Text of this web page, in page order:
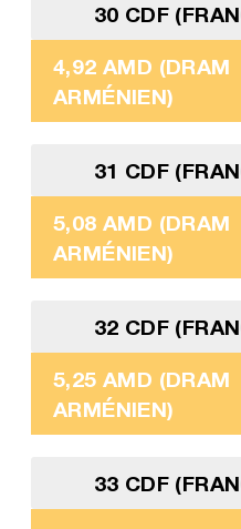
30 CDF
4,92 AMD (DRAM
ARMÉNIEN)
31 CDF
5,08 AMD (DRAM
ARMÉNIEN)
32 CDF
5,25 AMD (DRAM
ARMÉNIEN)
33 CDF